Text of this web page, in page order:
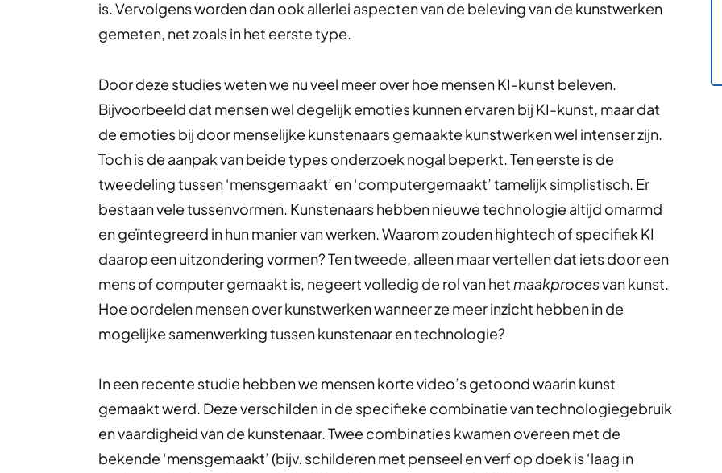
is. Vervolgens worden dan ook allerlei aspecten van de beleving van de kunstwerken
gemeten, net zoals in het eerste type.
Door deze studies weten we nu veel meer over hoe mensen KI-kunst beleven.
Bijvoorbeeld dat mensen wel degelijk emoties kunnen ervaren bij KI-kunst, maar dat
de emoties bij door menselijke kunstenaars gemaakte kunstwerken wel intenser zijn.
Toch is de aanpak van beide types onderzoek nogal beperkt. Ten eerste is de
tweedeling tussen ‘mensgemaakt’ en ‘computergemaakt’ tamelijk simplistisch. Er
bestaan vele tussenvormen. Kunstenaars hebben nieuwe technologie altijd omarmd
en geïntegreerd in hun manier van werken. Waarom zouden hightech of specifiek KI
daarop een uitzondering vormen? Ten tweede, alleen maar vertellen dat iets door een
mens of computer gemaakt is, negeert volledig de rol van het maakprocesvan kunst.
Hoe oordelen mensen over kunstwerken wanneer ze meer inzicht hebben in de
mogelijke samenwerking tussen kunstenaar en technologie?
In een recente studie hebben we mensen korte video’s getoond waarin kunst
gemaakt werd. Deze verschilden in de specifieke combinatie van technologiegebruik
en vaardigheid van de kunstenaar. Twee combinaties kwamen overeen met de
bekende ‘mensgemaakt’ (bijv. schilderen met penseel en verf op doek is ‘laag in